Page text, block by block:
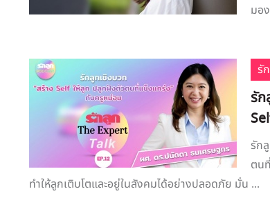
มอ
รั
รัก
รัก
ตน
ทำให้ลูกเติบโตและอยู่ในสังคมได้อย่างปลอดภัย มั่น ...